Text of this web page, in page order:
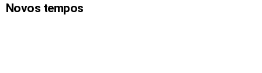
Novos tempos